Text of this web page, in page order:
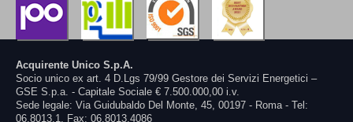
Acquirente Unico S.p.A.
Socio unico ex art. 4 D.Lgs 79/99 Gestore dei Servizi Energetici –
GSE S.p.a. - Capitale Sociale € 7.500.000,00 i.v.
Sede legale: Via Guidubaldo Del Monte, 45, 00197 - Roma - Tel:
06.8013.1, Fax: 06.8013.4086